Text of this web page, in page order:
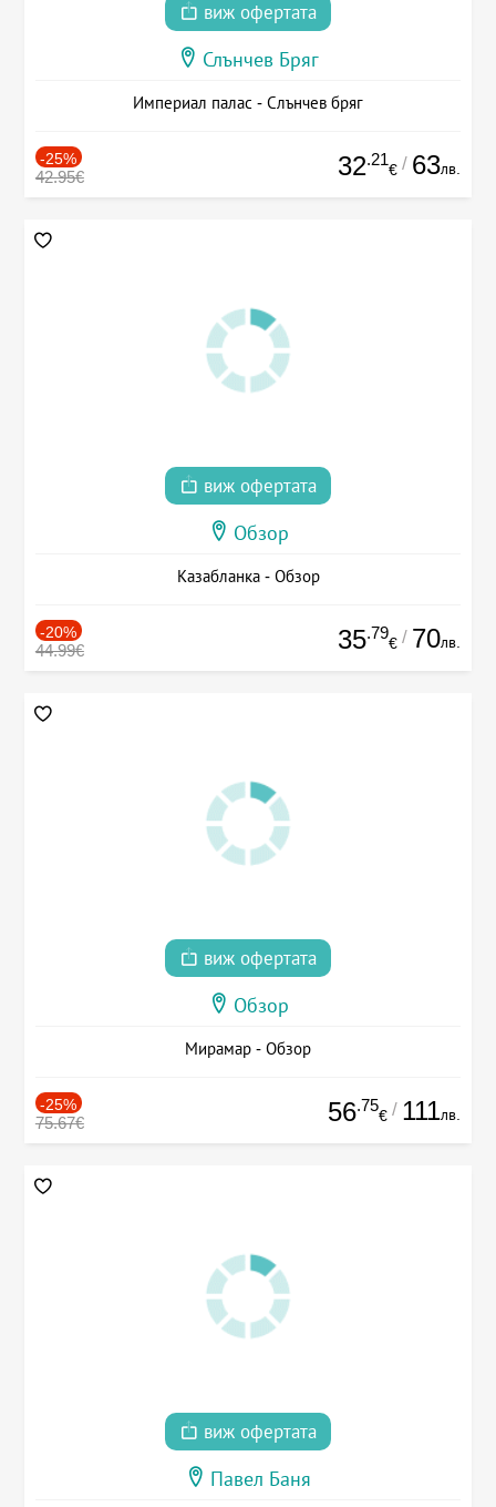
виж офертата
Слънчев Бряг
Империал палас - Слънчев бряг
-25%
42.95€ 32.21
€ / 63лв.
виж офертата
Обзор
Казабланка - Обзор
-20%
44.99€ 35.79
€ / 70лв.
виж офертата
Обзор
Мирамар - Обзор
-25%
75.67€ 56.75
€ / 111лв.
виж офертата
Павел Баня